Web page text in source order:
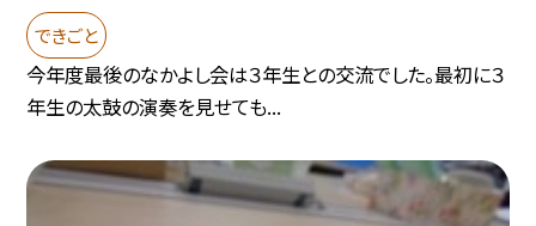
できごと
今年度最後のなかよし会は３年生との交流でした。最初に３
年生の太鼓の演奏を見せても...